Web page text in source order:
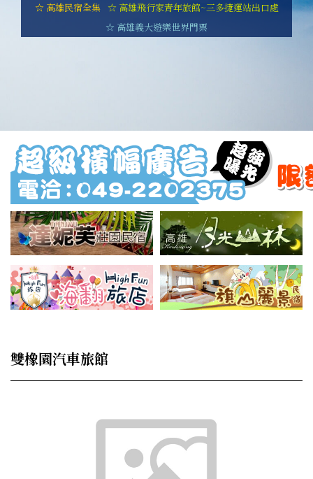
☆ 高雄民宿全集
☆ 高雄飛行家青年旅館~三多捷運站出口處
☆ 高雄義大遊樂世界門票
雙橡園汽車旅館